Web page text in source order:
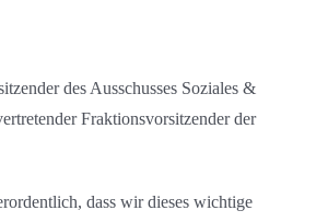
des Ausschusses Soziales &
Fraktionsvorsitzender der
dass wir dieses wichtige